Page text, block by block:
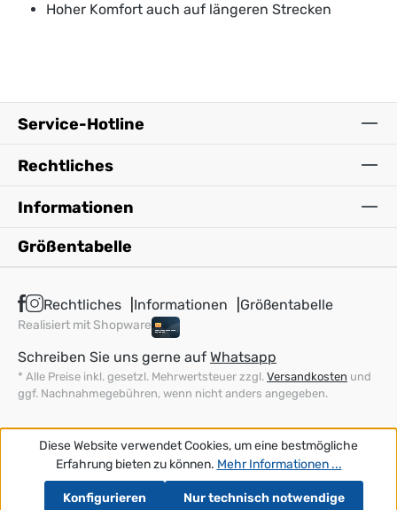
Hoher Komfort auch auf längeren Strecken
Service-Hotline
Rechtliches
Informationen
Größentabelle
Rechtliches Informationen Größentabelle
Realisiert mit Shopware
Schreiben Sie uns gerne auf Whatsapp
* Alle Preise inkl. gesetzl. Mehrwertsteuer zzgl. Versandkosten und
ggf. Nachnahmegebühren, wenn nicht anders angegeben.
Diese Website verwendet Cookies, um eine bestmögliche
Erfahrung bieten zu können. Mehr Informationen ...
Nur technisch notwendige
Konfigurieren